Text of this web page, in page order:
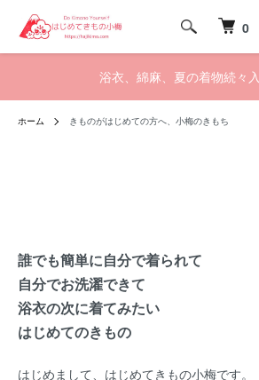
0
浴衣、綿麻、夏の着物続々
ホーム きものがはじめての方へ、小梅のきもち
誰でも簡単に自分で着られて
自分でお洗濯できて
浴衣の次に着てみたい
はじめてのきもの
はじめまして、はじめてきもの小梅です。